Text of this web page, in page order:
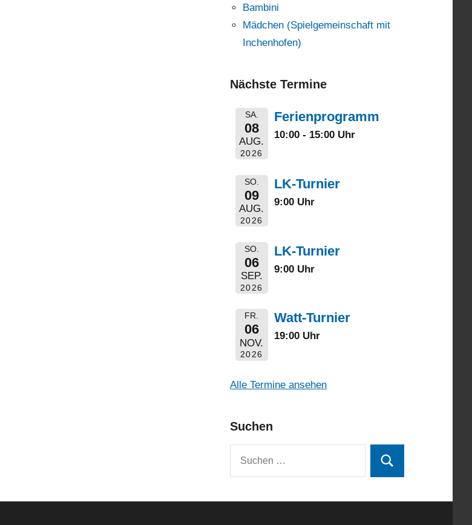
Bambini
Mädchen (Spielgemeinschaft mit
Inchenhofen)
Nächste Termine
SA.
08
AUG.
2026
Ferienprogramm
10:00 - 15:00 Uhr
SO.
09
AUG.
2026
LK-Turnier
9:00 Uhr
SO.
06
SEP.
2026
LK-Turnier
9:00 Uhr
FR.
06
NOV.
2026
Watt-Turnier
19:00 Uhr
Alle Termine ansehen
Suchen
Suchen